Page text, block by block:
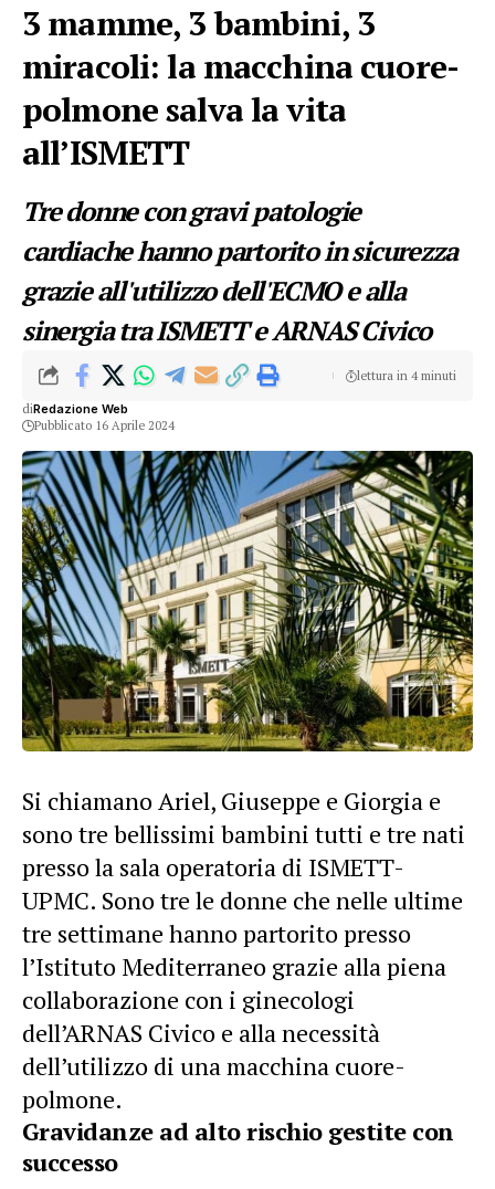
3 mamme, 3 bambini, 3
miracoli: la macchina cuore-
polmone salva la vita
all’ISMETT
Tre donne con gravi patologie
cardiache hanno partorito in sicurezza
grazie all'utilizzo dell'ECMO e alla
sinergia tra ISMETT e ARNAS Civico
diRedazione Web
Pubblicato 16 Aprile 2024
lettura in 4 minuti
Si chiamano Ariel, Giuseppe e Giorgia e
sono tre bellissimi bambini tutti e tre nati
presso la sala operatoria di ISMETT-
UPMC. Sono tre le donne che nelle ultime
tre settimane hanno partorito presso
l’Istituto Mediterraneo grazie alla piena
collaborazione con i ginecologi
dell’ARNAS Civico e alla necessità
dell’utilizzo di una macchina cuore-
polmone.
Gravidanze ad alto rischio gestite con
successo